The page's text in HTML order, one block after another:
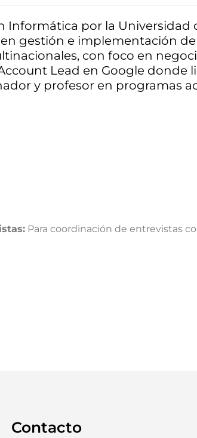
Informática por la Universidad
gestión e implementación
con foco en
Lead en Google donde
y profesor en programas
Para coordinación de entrevistas
Contacto